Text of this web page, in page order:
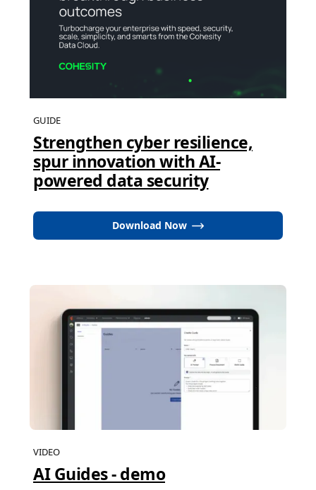
GUIDE
Strengthen cyber resilience,
spur innovation with AI-
powered data security
Download Now
VIDEO
AI Guides - demo